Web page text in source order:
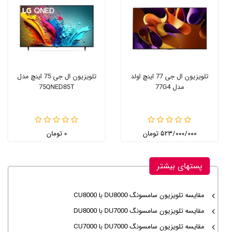
تلویزیون ال جی 77 اینچ اولد
مدل 77G4
۵۲۳/۰۰۰/۰۰۰ تومان
تلویزیون ال جی 75 اینچ مدل
75QNED85T
۰ تومان
پستهای بیشتر
مقایسه تلویزیون سامسونگ DU8000 با CU8000
مقایسه تلویزیون سامسونگ DU7000 با DU8000
مقایسه تلویزیون سامسونگ DU7000 با CU7000